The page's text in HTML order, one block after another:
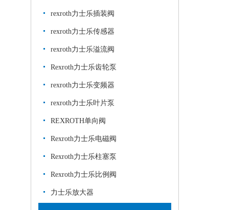
rexroth力士乐插装阀
rexroth力士乐传感器
rexroth力士乐溢流阀
Rexroth力士乐齿轮泵
rexroth力士乐变频器
rexroth力士乐叶片泵
REXROTH单向阀
Rexroth力士乐电磁阀
Rexroth力士乐柱塞泵
Rexroth力士乐比例阀
力士乐放大器